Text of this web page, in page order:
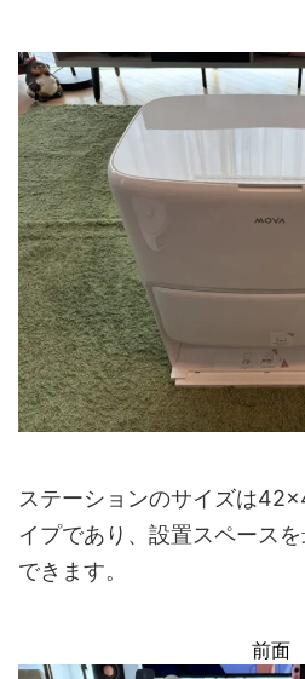
ステーションのサイズは
イプであり、設置スペース
できます。
前面